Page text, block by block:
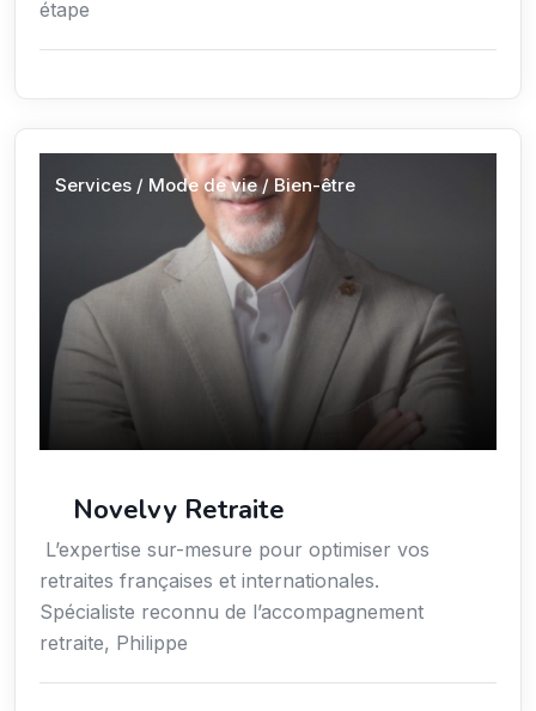
étape
Services / Mode de vie / Bien-être
Novelvy Retraite
L’expertise sur-mesure pour optimiser vos
retraites françaises et internationales.
Spécialiste reconnu de l’accompagnement
retraite, Philippe